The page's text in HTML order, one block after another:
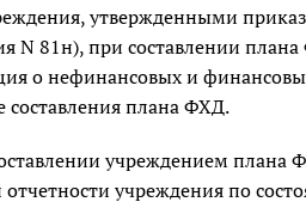
утвержденными
N 81н), при составлении
о нефинансовых и
плана ФХД.
учреждением плана
учреждения по